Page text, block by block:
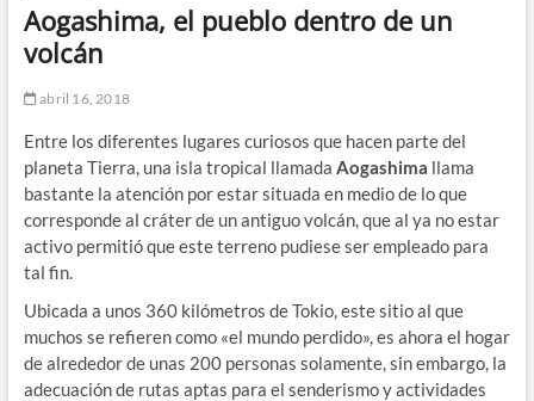
Aogashima, el pueblo dentro de un
volcán
abril 16, 2018
Entre los diferentes lugares curiosos que hacen parte del
planeta Tierra, una isla tropical llamada Aogashima llama
bastante la atención por estar situada en medio de lo que
corresponde al cráter de un antiguo volcán, que al ya no estar
activo permitió que este terreno pudiese ser empleado para
tal fin.
Ubicada a unos 360 kilómetros de Tokio, este sitio al que
muchos se refieren como «el mundo perdido», es ahora el hogar
de alrededor de unas 200 personas solamente, sin embargo, la
adecuación de rutas aptas para el senderismo y actividades